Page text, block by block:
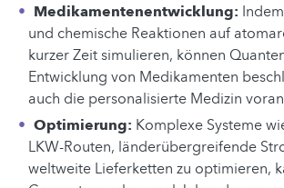
Medikamentenentwicklung:
und chemische Reaktionen auf
kurzer Zeit simulieren, können
Entwicklung von Medikamenten
auch die personalisierte Medizin
Optimierung: Komplexe Systeme
LKW-Routen, länderübergreifende
weltweite Lieferketten zu optimieren,